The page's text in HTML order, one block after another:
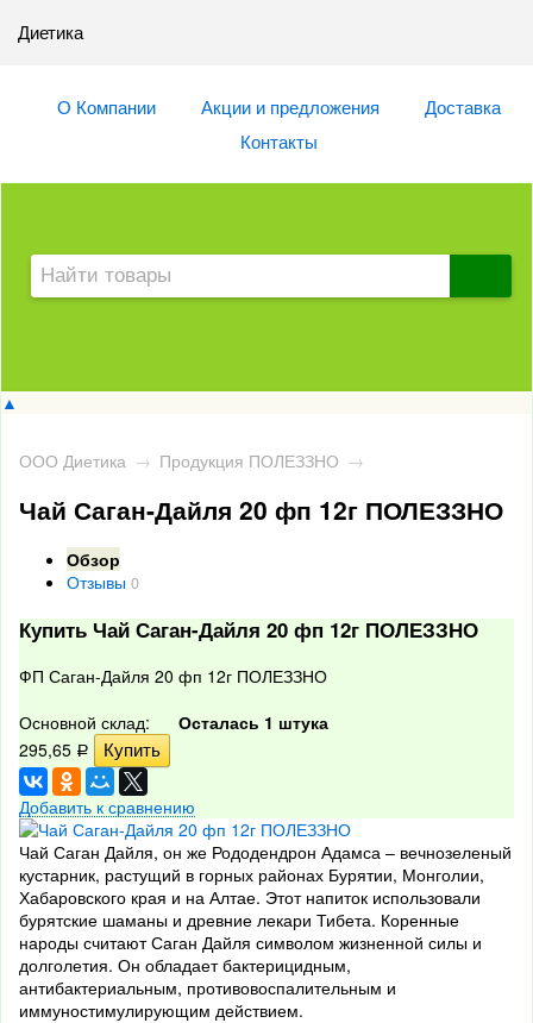
Диетика
О Компании Акции и предложения
Доставка
Контакты
▲
ООО Диетика → Продукция ПОЛЕЗЗНО →
Чай Саган-Дайля 20 фп 12г ПОЛЕЗЗНО
Обзор
Отзывы 0
Купить Чай Саган-Дайля 20 фп 12г ПОЛЕЗЗНО
ФП Саган-Дайля 20 фп 12г ПОЛЕЗЗНО
Основной склад:
Осталась 1 штука
295,65 Р
Добавить к сравнению
Чай Саган Дайля, он же Рододендрон Адамса – вечнозеленый
кустарник, растущий в горных районах Бурятии, Монголии,
Хабаровского края и на Алтае. Этот напиток использовали
бурятские шаманы и древние лекари Тибета. Коренные
народы считают Саган Дайля символом жизненной силы и
долголетия. Он обладает бактерицидным,
антибактериальным, противовоспалительным и
иммуностимулирующим действием.